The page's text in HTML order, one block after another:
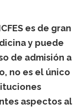
es de gran
y puede
de admisión a
no es el único
aspectos al